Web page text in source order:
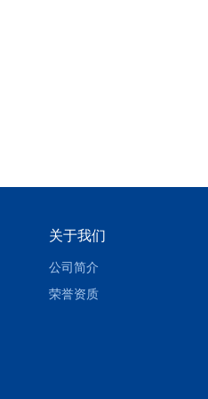
关于我们
公司简介
荣誉资质